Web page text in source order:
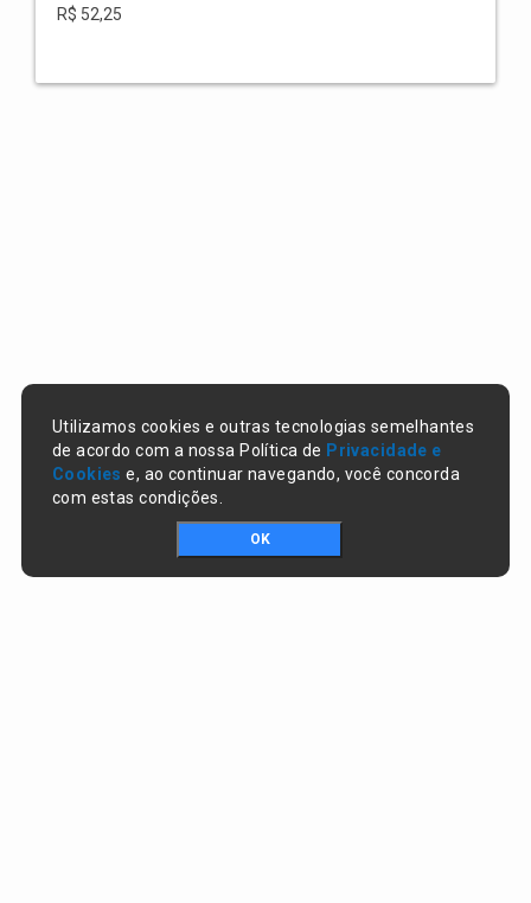
R$ 52,25
Utilizamos cookies e outras tecnologias semelhantes
de acordo com a nossa Política de Privacidade e
Cookies e, ao continuar navegando, você concorda
com estas condições.
OK